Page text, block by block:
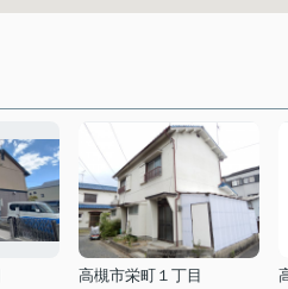
高槻市栄町１丁目